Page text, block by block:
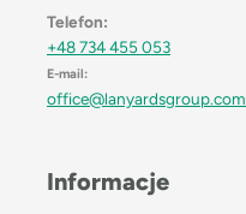
Telefon:
+48 734 455 053
E-mail:
office@lanyardsgroup.com
Informacje